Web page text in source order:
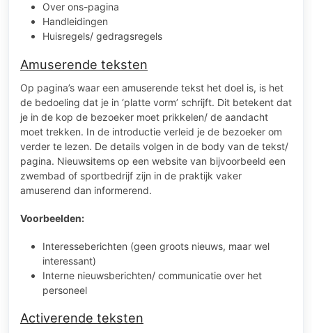
Over ons-pagina
Handleidingen
Huisregels/ gedragsregels
Amuserende teksten
Op pagina’s waar een amuserende tekst het doel is, is het
de bedoeling dat je in ‘platte vorm’ schrijft. Dit betekent dat
je in de kop de bezoeker moet prikkelen/ de aandacht
moet trekken. In de introductie verleid je de bezoeker om
verder te lezen. De details volgen in de body van de tekst/
pagina. Nieuwsitems op een website van bijvoorbeeld een
zwembad of sportbedrijf zijn in de praktijk vaker
amuserend dan informerend.
Voorbeelden:
Interesseberichten (geen groots nieuws, maar wel
interessant)
Interne nieuwsberichten/ communicatie over het
personeel
Activerende teksten